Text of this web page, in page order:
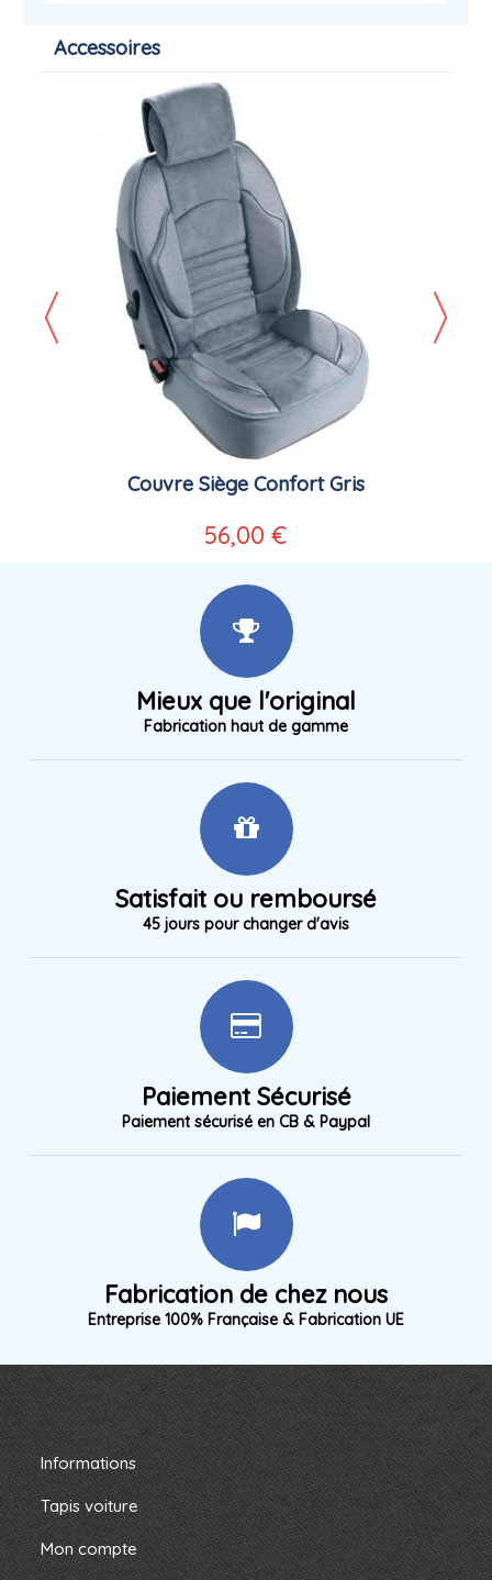
Accessoires
Couvre Siège Confort Gris
56,00 €
Mieux que l'original
Fabrication haut de gamme
Satisfait ou remboursé
45 jours pour changer d'avis
Paiement Sécurisé
Paiement sécurisé en CB & Paypal
Fabrication de chez nous
Entreprise 100% Française & Fabrication UE
Informations
Tapis voiture
Mon compte